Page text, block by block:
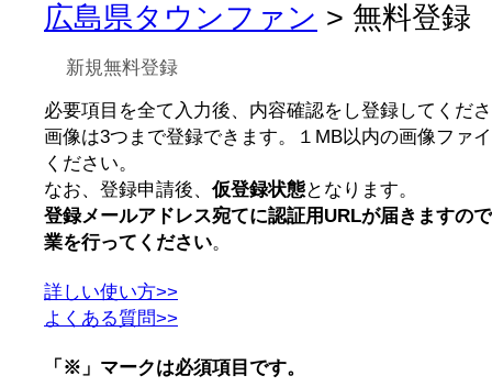
広島県タウンファン > 無料登録
新規無料登録
必要項目を全て入力後、内容確認をし登録してくだ
画像は3つまで登録できます。１MB以内の画像ファ
ください。
なお、登録申請後、仮登録状態となります。
登録メールアドレス宛てに認証用URLが届きますの
業を行ってください。
詳しい使い方>>
よくある質問>>
「※」マークは必須項目です。